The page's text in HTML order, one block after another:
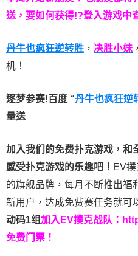
送，要如何获得!?登入游戏中
丹牛也疯狂逆转胜 ， 决胜小妹
机！
逐梦参赛!百度 “丹牛也疯狂逆
量送
加入我们的免费扑克游戏，和
感受扑克游戏的乐趣吧！ EV
的旗舰品牌，每月不断推出福
新用户，达成免费赛任务就
动码1组加入EV撲克战队：
免费门票！